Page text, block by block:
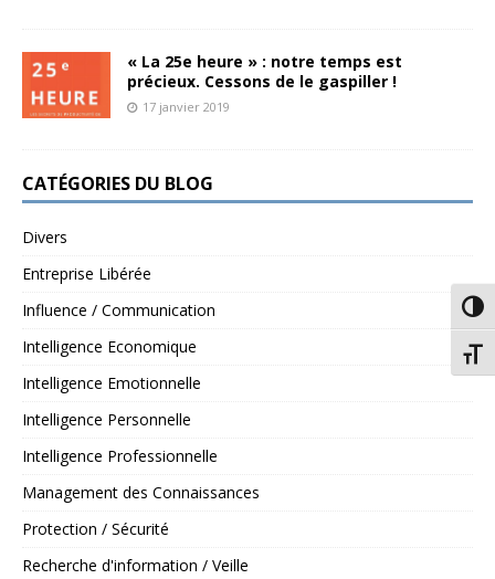
« La 25e heure » : notre temps est
précieux. Cessons de le gaspiller !
17 janvier 2019
CATÉGORIES DU BLOG
Divers
Entreprise Libérée
Influence / Communication
Intelligence Economique
Intelligence Emotionnelle
Intelligence Personnelle
Intelligence Professionnelle
Management des Connaissances
Protection / Sécurité
Recherche d'information / Veille